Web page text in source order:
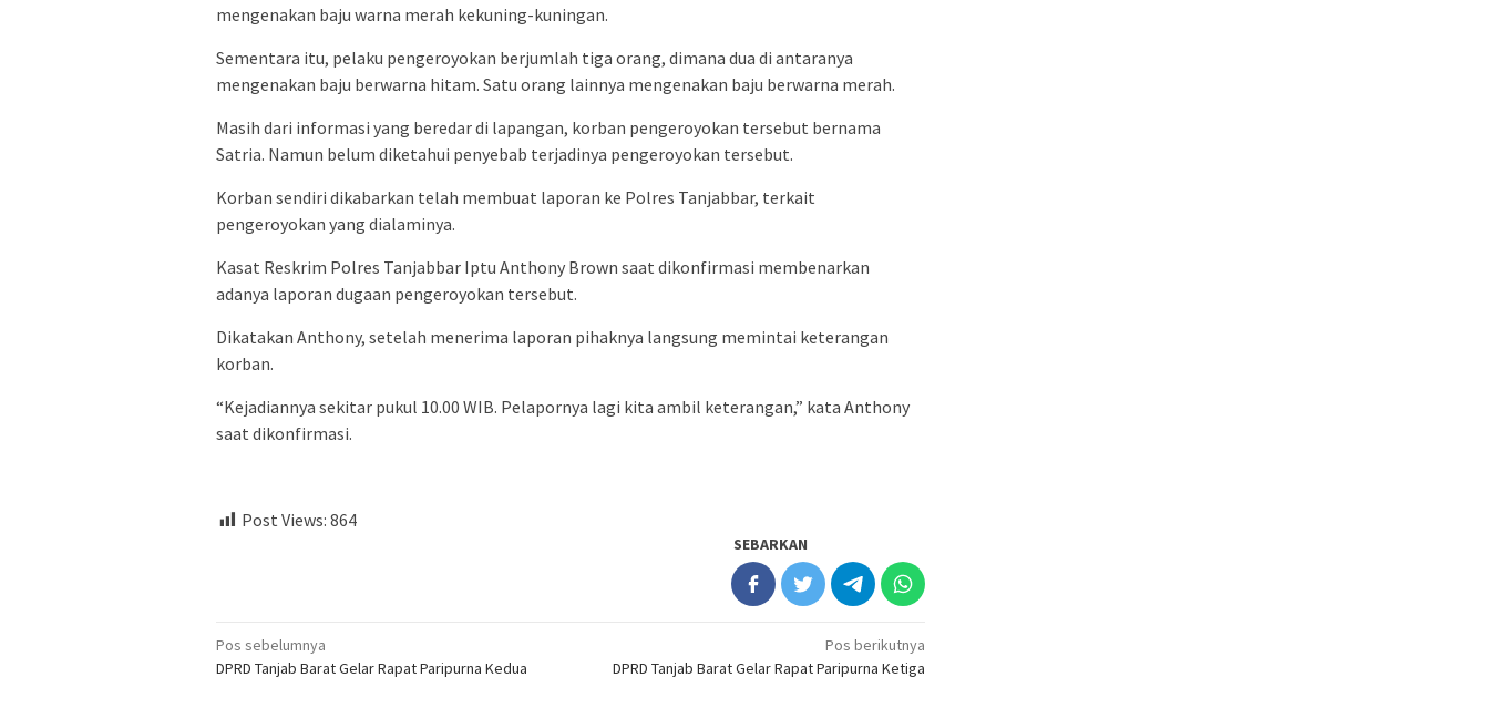
mengenakan baju warna merah kekuning-kuningan.
Sementara itu, pelaku pengeroyokan berjumlah tiga orang, dimana dua di antaranya
mengenakan baju berwarna hitam. Satu orang lainnya mengenakan baju berwarna merah.
Masih dari informasi yang beredar di lapangan, korban pengeroyokan tersebut bernama
Satria. Namun belum diketahui penyebab terjadinya pengeroyokan tersebut.
Korban sendiri dikabarkan telah membuat laporan ke Polres Tanjabbar, terkait
pengeroyokan yang dialaminya.
Kasat Reskrim Polres Tanjabbar Iptu Anthony Brown saat dikonfirmasi membenarkan
adanya laporan dugaan pengeroyokan tersebut.
Dikatakan Anthony, setelah menerima laporan pihaknya langsung memintai keterangan
korban.
“Kejadiannya sekitar pukul 10.00 WIB. Pelapornya lagi kita ambil keterangan,” kata Anthony
saat dikonfirmasi.
Post Views: 864
SEBARKAN
Navigasi
pos
Pos sebelumnya
DPRD Tanjab Barat Gelar Rapat Paripurna Kedua
Pos berikutnya
DPRD Tanjab Barat Gelar Rapat Paripurna Ketiga